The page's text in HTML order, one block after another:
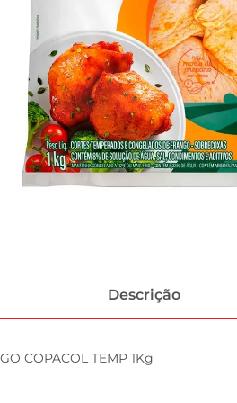
Descrição
COPACOL TEMP 1Kg